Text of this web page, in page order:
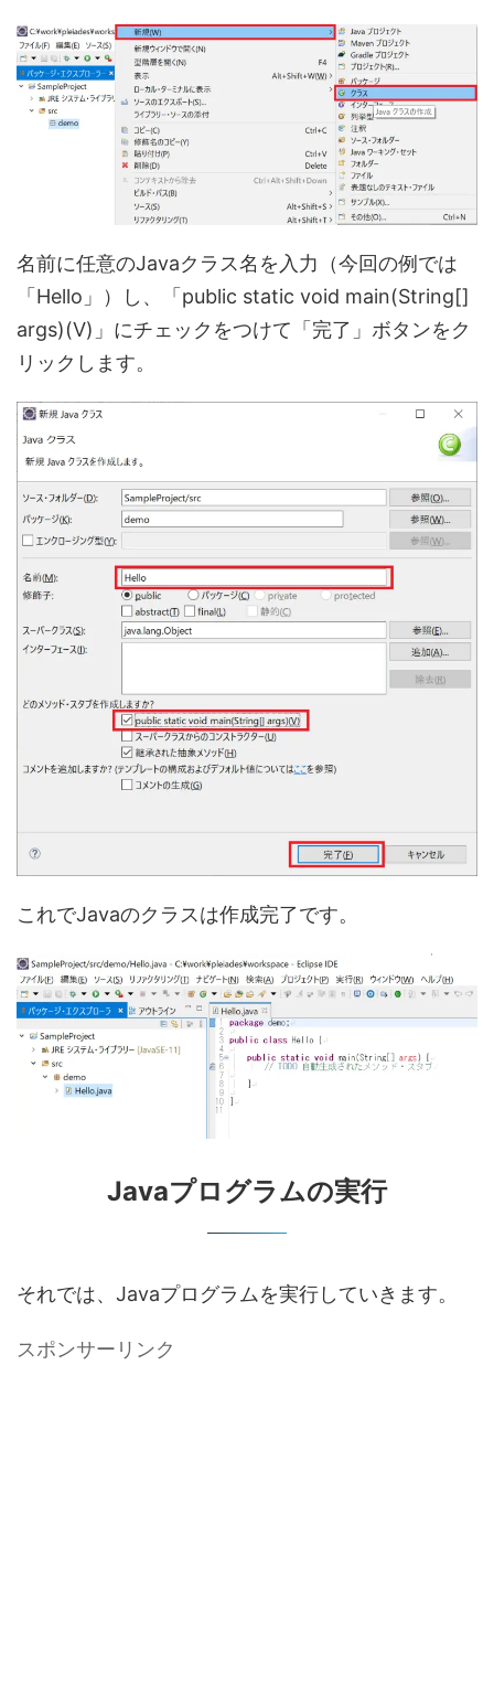
名前に任意のJavaクラス名を入力（今回の例では
「Hello」）し、「public static void main(String[]
args)(V)」にチェックをつけて「完了」ボタンをク
リックします。
これでJavaのクラスは作成完了です。
Javaプログラムの実行
それでは、Javaプログラムを実行していきます。
スポンサーリンク